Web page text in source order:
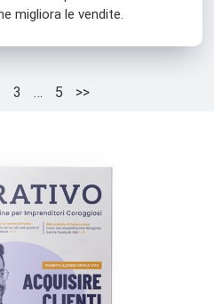
migliora le vendite.
3 … 5 >>